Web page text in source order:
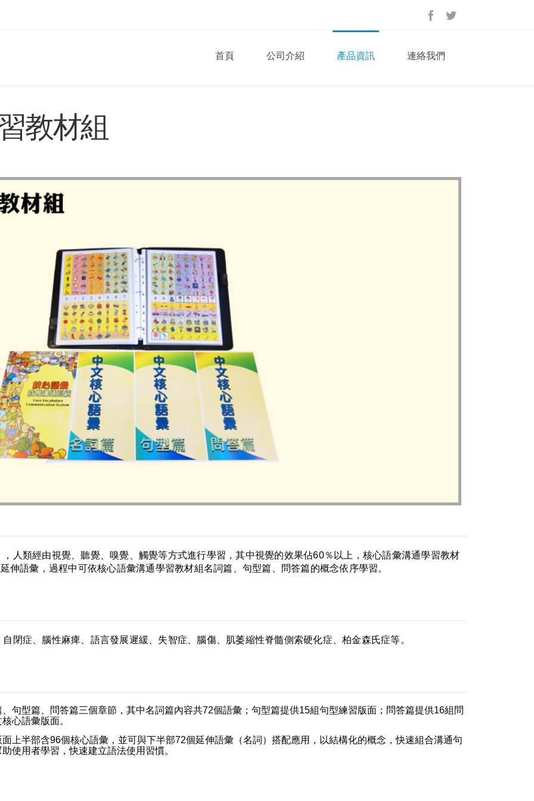
首頁 公司介紹 產品資訊 連絡我們
教材組
人類經由視覺、聽覺、嗅覺、觸覺等方式進行學習，其中視覺的效果佔60％以上，核心語彙溝通學習教材
伸語彙，過程中可依核心語彙溝通學習教材組名詞篇、句型篇、問答篇的概念依序學習。
閉症、腦性麻痺、語言發展遲緩、失智症、腦傷、肌萎縮性脊髓側索硬化症、柏金森氏症等。
句型篇、問答篇三個章節，其中名詞篇內容共72個語彙；句型篇提供15組句型練習版面；問答篇提供16組問
心語彙版面。
上半部含96個核心語彙，並可與下半部72個延伸語彙（名詞）搭配應用，以結構化的概念，快速組合溝通句
使用者學習，快速建立語法使用習慣。